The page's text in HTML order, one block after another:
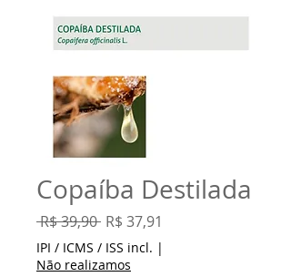
Copaíba Destilada
R$ 39,90 Preço
normal
R$ 37,91
IPI / ICMS / ISS incl. |
Não realizamos